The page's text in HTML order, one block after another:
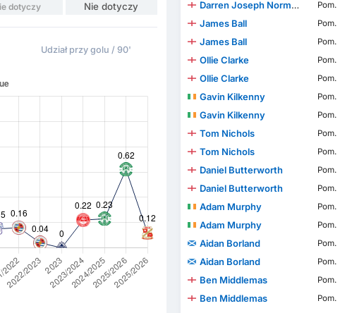
dotyczy Nie dotyczy
Udział przy golu / 90'
Darren Joseph Norman Oldaker
Pom.
James Ball
Pom.
James Ball
Pom.
Ollie Clarke
Pom.
Ollie Clarke
Pom.
Gavin Kilkenny
Pom.
Gavin Kilkenny
Pom.
Tom Nichols
Pom.
Tom Nichols
Pom.
Daniel Butterworth
Pom.
Daniel Butterworth
Pom.
Adam Murphy
Pom.
Adam Murphy
Pom.
Aidan Borland
Pom.
Aidan Borland
Pom.
Ben Middlemas
Pom.
Ben Middlemas
Pom.